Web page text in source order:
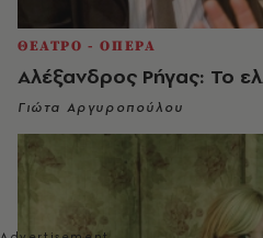
ΘΕΑΤΡΟ - ΟΠΕΡΑ
Αλέξανδρος Ρήγας: Το
Γιώτα Αργυροπούλου